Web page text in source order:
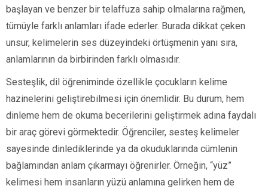
başlayan ve benzer bir telaffuza sahip olmalarına rağmen,
tümüyle farklı anlamları ifade ederler. Burada dikkat çeken
unsur, kelimelerin ses düzeyindeki örtüşmenin yanı sıra,
anlamlarının da birbirinden farklı olmasıdır.
Sesteşlik, dil öğreniminde özellikle çocukların kelime
hazinelerini geliştirebilmesi için önemlidir. Bu durum, hem
dinleme hem de okuma becerilerini geliştirmek adına faydalı
bir araç görevi görmektedir. Öğrenciler, sesteş kelimeler
sayesinde dinlediklerinde ya da okuduklarında cümlenin
bağlamından anlam çıkarmayı öğrenirler. Örneğin, “yüz”
kelimesi hem insanların yüzü anlamına gelirken hem de